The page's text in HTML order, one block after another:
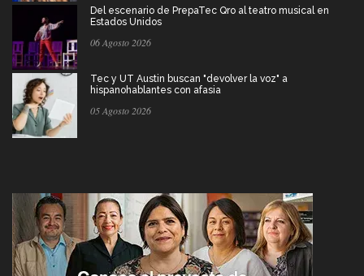
Del escenario de PrepaTec Qro al teatro musical en
Estados Unidos
06 Agosto 2026
Tec y UT Austin buscan "devolver la voz" a
hispanohablantes con afasia
05 Agosto 2026